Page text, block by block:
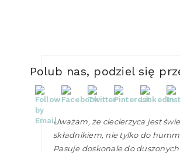
Polub nas, podziel się
Uważam, że ciecierzyca jest
składnikiem, nie tylko do
Pasuje doskonale do